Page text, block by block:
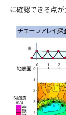
に確認できる点が